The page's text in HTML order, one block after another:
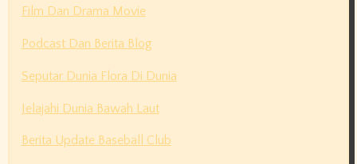
Film Dan Drama Movie
Podcast Dan Berita Blog
Seputar Dunia Flora Di Dunia
Jelajahi Dunia Bawah Laut
Berita Update Baseball Club